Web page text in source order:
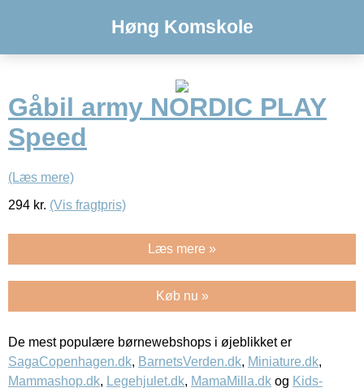
Høng Komskole
Gåbil army NORDIC PLAY
Speed
(Læs mere)
294 kr. (Vis fragtpris)
Læs mere »
Køb nu »
De mest populære børnewebshops i øjeblikket er
SagaCopenhagen.dk, BarnetsVerden.dk, Miniature.dk,
Mammashop.dk, Legehjulet.dk, MamaMilla.dk og Kids-